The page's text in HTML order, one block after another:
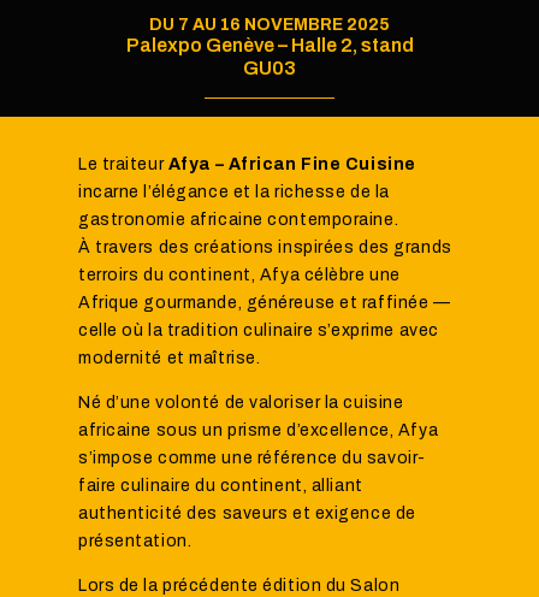
DU 7 AU 16 NOVEMBRE 2025
Palexpo Genève – Halle 2, stand
GU03
Le traiteur Afya – African Fine Cuisine
incarne l’élégance et la richesse de la
gastronomie africaine contemporaine.
À travers des créations inspirées des grands
terroirs du continent, Afya célèbre une
Afrique gourmande, généreuse et raffinée —
celle où la tradition culinaire s’exprime avec
modernité et maîtrise.
Né d’une volonté de valoriser la cuisine
africaine sous un prisme d’excellence, Afya
s’impose comme une référence du savoir-
faire culinaire du continent, alliant
authenticité des saveurs et exigence de
présentation.
Lors de la précédente édition du Salon